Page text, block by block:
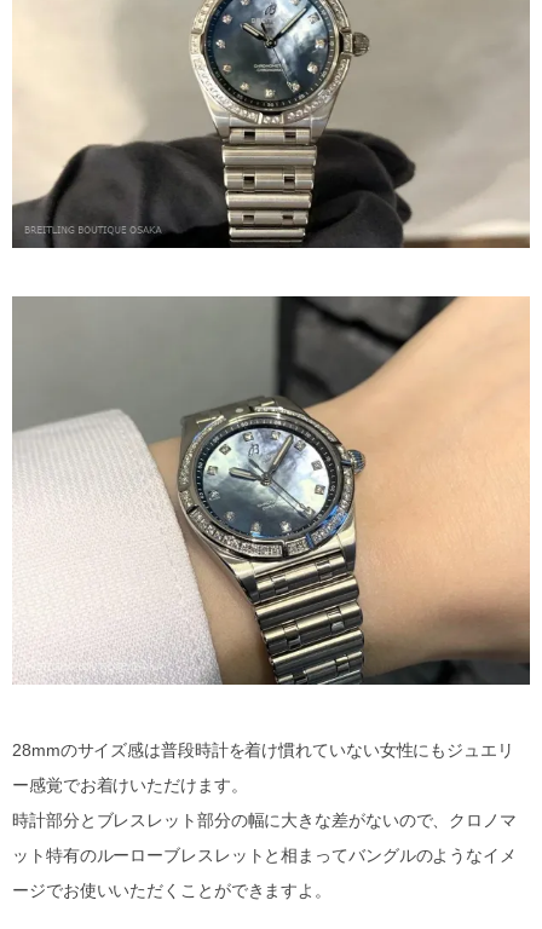
28mmのサイズ感は普段時計を着け慣れていない女性にもジュエリ
ー感覚でお着けいただけます。
時計部分とブレスレット部分の幅に大きな差がないので、クロノマ
ット特有のルーローブレスレットと相まってバングルのようなイメ
ージでお使いいただくことができますよ。